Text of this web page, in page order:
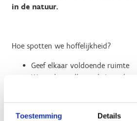
Toestemming Details
in de natuur.
Hoe spotten we hoffelijkheid?
Geef elkaar voldoende ruimte
Waarschuw elkaar als je nadert
Blijf op het pad dat voor jou
O ja, elkaar groeten is ook